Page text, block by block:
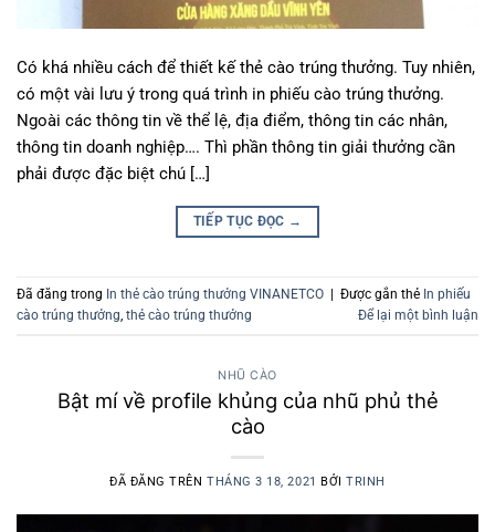
Có khá nhiều cách để thiết kế thẻ cào trúng thưởng. Tuy nhiên,
có một vài lưu ý trong quá trình in phiếu cào trúng thưởng.
Ngoài các thông tin về thể lệ, địa điểm, thông tin các nhân,
thông tin doanh nghiệp…. Thì phần thông tin giải thưởng cần
phải được đặc biệt chú […]
TIẾP TỤC ĐỌC →
Đã đăng trong In thẻ cào trúng thưởng VINANETCO | Được gắn thẻ In phiếu
cào trúng thưởng, thẻ cào trúng thưởng Để lại một bình luận
NHŨ CÀO
Bật mí về profile khủng của nhũ phủ thẻ
cào
ĐÃ ĐĂNG TRÊN THÁNG 3 18, 2021 BỞITRINH